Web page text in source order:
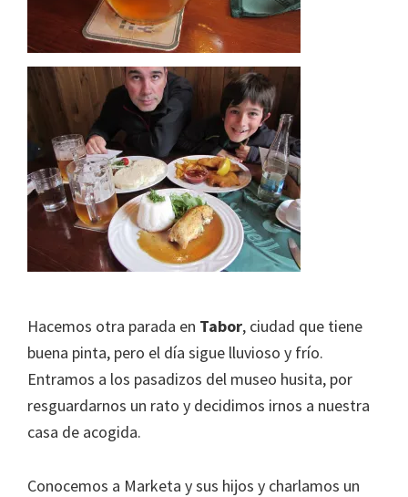
Hacemos otra parada en Tabor, ciudad que tiene
buena pinta, pero el día sigue lluvioso y frío.
Entramos a los pasadizos del museo husita, por
resguardarnos un rato y decidimos irnos a nuestra
casa de acogida.
Conocemos a Marketa y sus hijos y charlamos un